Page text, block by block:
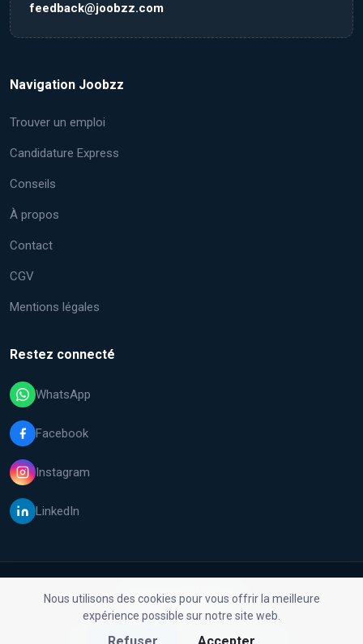
Nous utilisons des cookies pour vous offrir la meilleure
expérience possible sur notre site web.
feedback@joobzz.com
Navigation Joobzz
Trouver un emploi
Candidature Express
Conseils
À propos
Contact
CGV
Mentions légales
Restez connecté
WhatsApp
Facebook
Instagram
LinkedIn
© 2026 Malfix GmbH. Tous droits réservés.